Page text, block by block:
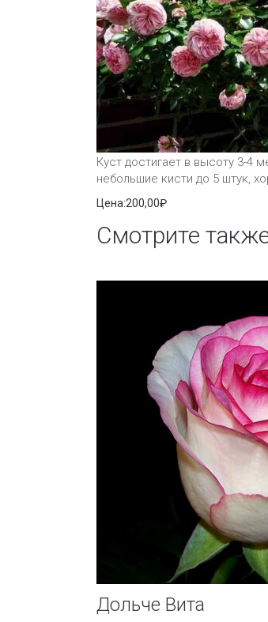
Куст достигает в высоту 3-4
небольшие кисти до 5 штук,
Цена:200,00₽
Смотрите
Дольче Вита